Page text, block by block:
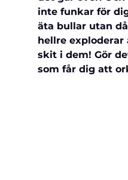
inte funkar för
äta bullar utan
hellre exploderar
skit i dem! Gör
som får dig att